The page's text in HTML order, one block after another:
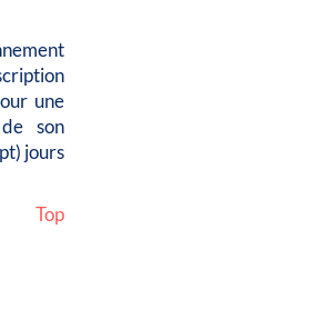
une
son
jours
Top